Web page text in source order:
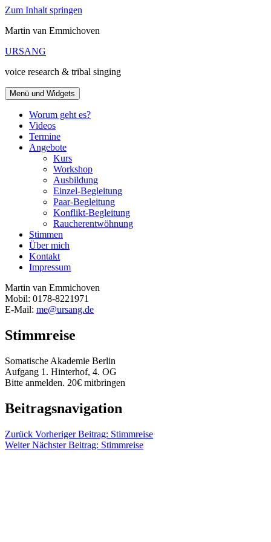
Zum Inhalt springen
Martin van Emmichoven
URSANG
voice research & tribal singing
Menü und Widgets
Worum geht es?
Videos
Termine
Angebote
Kurs
Workshop
Ausbildung
Einzel-Begleitung
Paar-Begleitung
Konflikt-Begleitung
Raucherentwöhnung
Stimmen
Über mich
Kontakt
Impressum
Martin van Emmichoven
Mobil: 0178-8221971
E-Mail: me@ursang.de
Stimmreise
Somatische Akademie Berlin
Aufgang 1. Hinterhof, 4. OG
Bitte anmelden. 20€ mitbringen
Beitragsnavigation
Zurück Vorheriger Beitrag: Stimmreise
Weiter Nächster Beitrag: Stimmreise